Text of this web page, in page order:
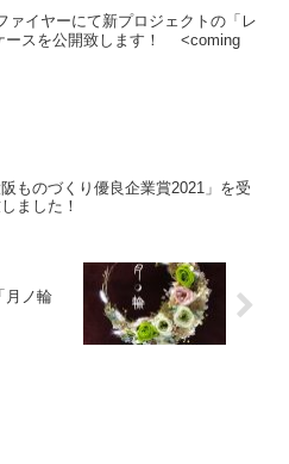
ァイヤーにて新プロジェクトの「レ
ースを公開致します！ <coming
阪ものづくり優良企業賞2021」を受
ました！
月ノ輪